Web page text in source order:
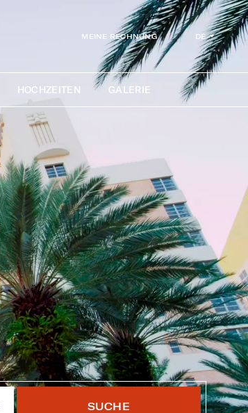
MEINE RECHNUNG DE
HOCHZEITEN GALERIE
SUCHE